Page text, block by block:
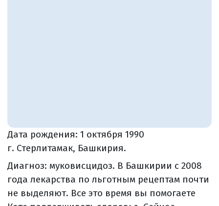
Дата рождения: 1 октября 1990
г. Стерлитамак, Башкирия.
Диагноз: муковисцидоз. В Башкирии с 2008
года лекарства по льготным рецептам почти
не выделяют. Все это время вы помогаете